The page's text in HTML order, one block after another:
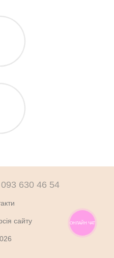
093 630 46 54
сайту ОНЛАЙН ЧАТ